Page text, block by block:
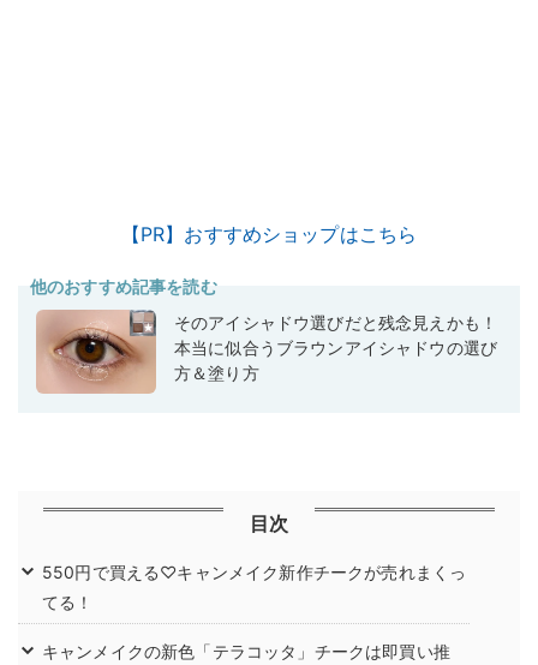
【PR】おすすめショップはこちら
他のおすすめ記事を読む
そのアイシャドウ選びだと残念見えかも！
本当に似合うブラウンアイシャドウの選び
方＆塗り方
目次
550円で買える♡キャンメイク新作チークが売れまくっ
てる！
キャンメイクの新色「テラコッタ」チークは即買い推